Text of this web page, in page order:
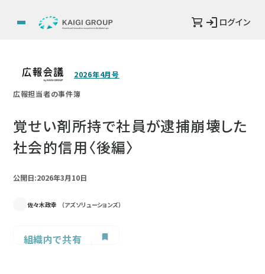
ログイン
2026年4月号
広報担当者の事件簿
覚せい剤所持で社員が逮捕崩壊した
社会的信用〈後編〉
公開日:2026年3月10日
佐々木政幸 （アズソリューションズ）
組織内で共有